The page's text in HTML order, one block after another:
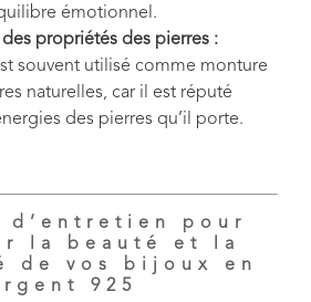
émotionnel.
propriétés des pierres :
souvent utilisé comme monture
naturelles, car il est réputé
des pierres qu’il porte.
d’entretien pour
la beauté et la
de vos bijoux en
925